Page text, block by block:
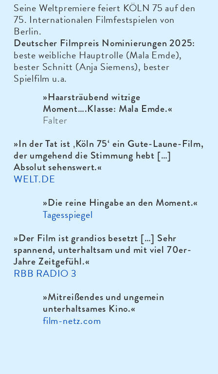
Seine Weltpremiere feiert KÖLN 75 auf den
75. Internationalen Filmfestspielen von
Berlin.
Deutscher Filmpreis Nominierungen 2025:
beste weibliche Hauptrolle (Mala Emde),
bester Schnitt (Anja Siemens), bester
Spielfilm u.a.
»Haarsträubend witzige
Moment….Klasse: Mala Emde.«
Falter
»In der Tat ist ‚Köln 75‘ ein Gute-Laune-Film,
der umgehend die Stimmung hebt […]
Absolut sehenswert.«
WELT.DE
»Die reine Hingabe an den Moment.«
Tagesspiegel
»Der Film ist grandios besetzt […] Sehr
spannend, unterhaltsam und mit viel 70er-
Jahre Zeitgefühl.«
RBB RADIO 3
»Mitreißendes und ungemein
unterhaltsames Kino.«
film-netz.com